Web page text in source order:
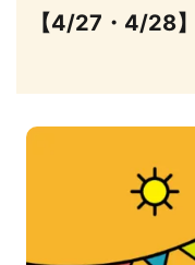
【4/27・4/28